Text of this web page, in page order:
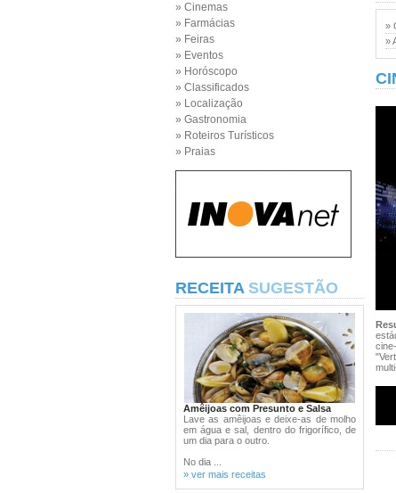
» Cinemas
» Farmácias
» Feiras
» Eventos
» Horóscopo
» Classificados
» Localização
» Gastronomia
» Roteiros Turísticos
» Praias
RECEITA SUGESTÃO
Amêijoas com Presunto e Salsa
Lave as amêijoas e deixe-as de molho
em água e sal, dentro do frigorífico, de
um dia para o outro.
No dia ...
» ver mais receitas
»
»